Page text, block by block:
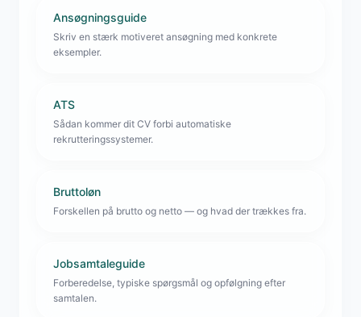
Ansøgningsguide
Skriv en stærk motiveret ansøgning med konkrete
eksempler.
ATS
Sådan kommer dit CV forbi automatiske
rekrutteringssystemer.
Bruttoløn
Forskellen på brutto og netto — og hvad der trækkes fra.
Jobsamtaleguide
Forberedelse, typiske spørgsmål og opfølgning efter
samtalen.